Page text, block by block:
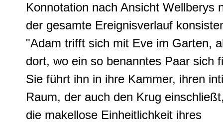
Konnotation nach Ansicht Wellberys
der gesamte Ereignisverlauf
"Adam trifft sich mit Eve im Garten,
dort, wo ein so benanntes Paar sich
Sie führt ihn in ihre Kammer, ihren
Raum, der auch den Krug
die makellose Einheitlichkeit ihres